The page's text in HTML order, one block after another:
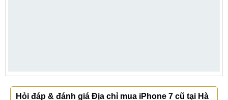
Hỏi đáp & đánh giá Địa chỉ mua iPhone 7 cũ tại Hà